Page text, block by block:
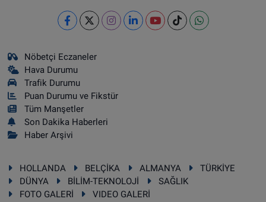
Nöbetçi Eczaneler
Hava Durumu
Trafik Durumu
Puan Durumu ve Fikstür
Tüm Manşetler
Son Dakika Haberleri
Haber Arşivi
HOLLANDA BELÇİKA ALMANYA
TÜRKİYE
DÜNYA
BİLİM-TEKNOLOJİ
SAĞLIK
FOTO GALERİ
VIDEO GALERİ